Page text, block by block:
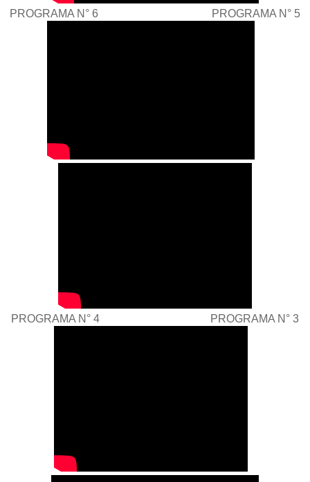
PROGRAMA N° 6 PROGRAMA N° 5
PROGRAMA N° 4 PROGRAMA N° 3